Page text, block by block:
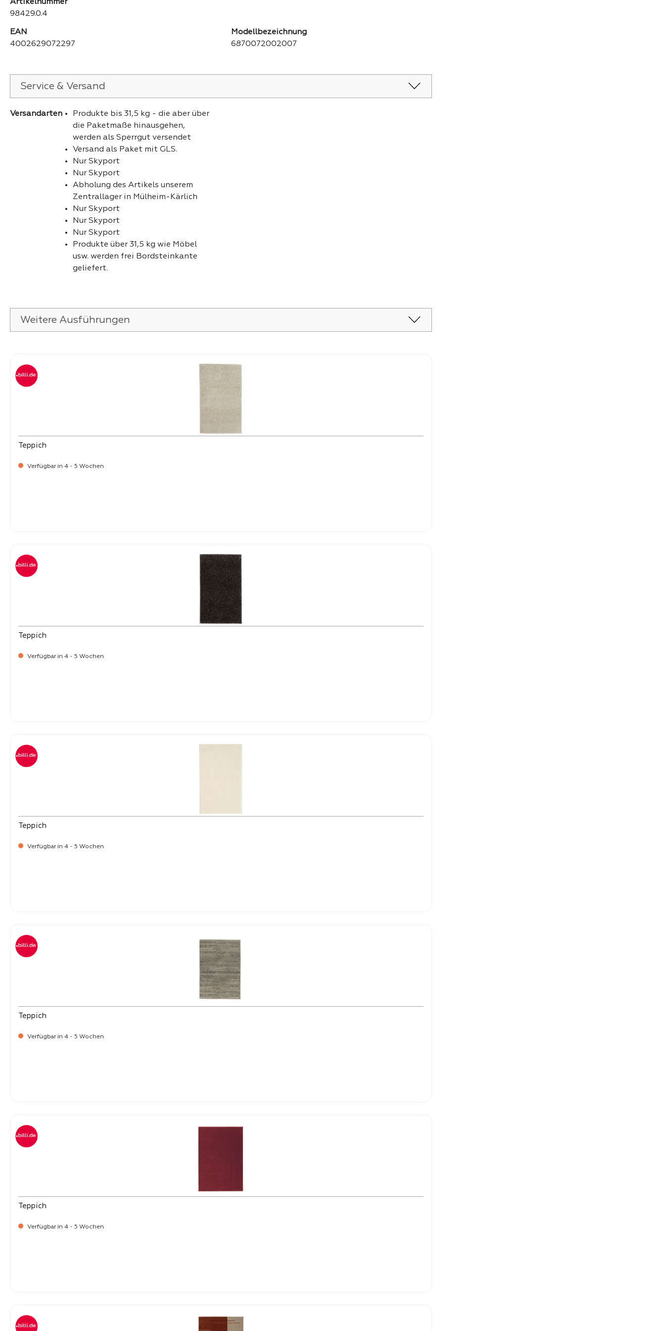
Artikelnummer
98429.0.4
EAN
4002629072297
Modellbezeichnung
6870072002007
Service & Versand
Versandarten
Produkte bis 31,5 kg - die aber über
die Paketmaße hinausgehen,
werden als Sperrgut versendet
Versand als Paket mit GLS.
Nur Skyport
Nur Skyport
Abholung des Artikels unserem
Zentrallager in Mülheim-Kärlich
Nur Skyport
Nur Skyport
Nur Skyport
Produkte über 31,5 kg wie Möbel
usw. werden frei Bordsteinkante
geliefert.
Weitere Ausführungen
Teppich
Verfügbar in 4 - 5 Wochen
Teppich
Verfügbar in 4 - 5 Wochen
Teppich
Verfügbar in 4 - 5 Wochen
Teppich
Verfügbar in 4 - 5 Wochen
Teppich
Verfügbar in 4 - 5 Wochen